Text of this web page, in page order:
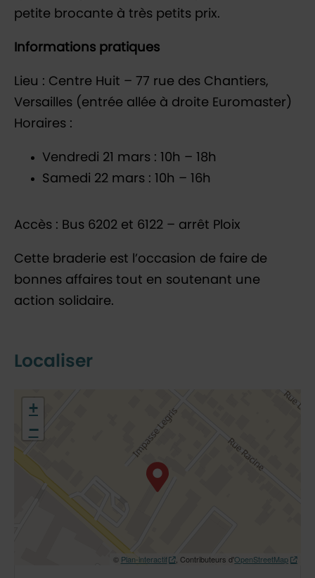
petite brocante à très petits prix.
Informations pratiques
Lieu : Centre Huit – 77 rue des Chantiers,
Versailles (entrée allée à droite Euromaster)
Horaires :
Vendredi 21 mars : 10h – 18h
Samedi 22 mars : 10h – 16h
Accès : Bus 6202 et 6122 – arrêt Ploix
Cette braderie est l’occasion de faire de
bonnes affaires tout en soutenant une
action solidaire.
Localiser
+
−
© Plan-interactif , Contributeurs d'OpenStreetMap